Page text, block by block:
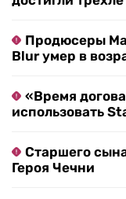
Продюсеры
Blur умер в
«Время
использовать
Старшего
Героя Чечни